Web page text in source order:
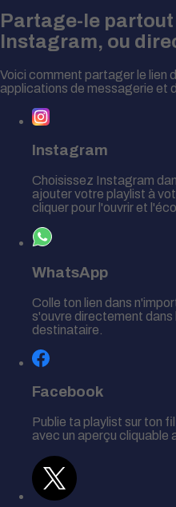
Partage-le
Instagram, ou
Voici comment partager le lien
applications de messagerie et
Instagram
Choisissez Instagram
ajouter votre playlist à
cliquer pour l'ouvrir et
WhatsApp
Colle ton lien dans
s'ouvre directement
destinataire.
Facebook
Publie ta playlist sur ton
avec un aperçu cliquable